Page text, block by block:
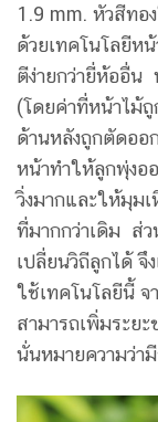
1.9 mm. หัวสีทอ
ด้วยเทคโนโลยีห
ตีง่ายกว่ายี่ห้ออื่น
(โดยค่าที่หน้าไม้
ด้านหลังถูกตัดออ
หน้าทำให้ลูกพุ่งอ
วิ่งมากและให้มุม
ที่มากกว่าเดิม ส่
เปลี่ยนวิถีลูกได้ จึ
ใช้เทคโนโลยีนี้ จ
สามารถเพิ่มระย
นั่นหมายความว่า